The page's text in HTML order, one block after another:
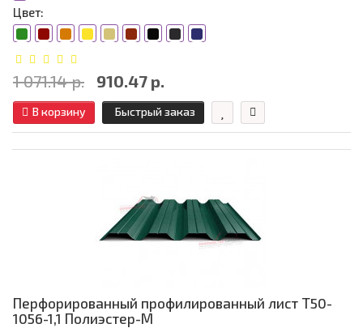
Цвет:
1 071.14 р. 910.47 р.
В корзину Быстрый заказ
Перфорированный профилированный лист Т50-
1056-1,1 Полиэстер-М